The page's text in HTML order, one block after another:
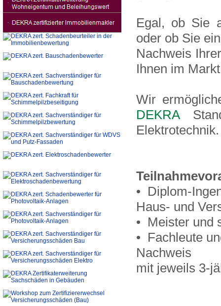
Egal, ob Sie
oder ob Sie
Nachweis
Ihnen im
Wir
DEKRA
Elektrotechnik.
• Diplom-
Haus- und
• Meister und
• Fachleute
Nachweis
mit jeweils 3-